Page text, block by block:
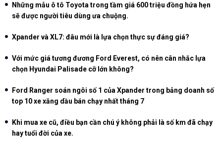
Những mẫu ô tô Toyota trong tầm giá 600 triệu đồng hứa hẹn
sẽ được người tiêu dùng ưa chuộng.
Xpander và XL7: đâu mới là lựa chọn thực sự đáng giá?
Với mức giá tương đương Ford Everest, có nên cân nhắc lựa
chọn Hyundai Palisade cỡ lớn không?
Ford Ranger soán ngôi số 1 của Xpander trong bảng doanh số
top 10 xe xăng dầu bán chạy nhất tháng 7
Khi mua xe cũ, điều bạn cần chú ý không phải là số km đã chạy
hay tuổi đời của xe.